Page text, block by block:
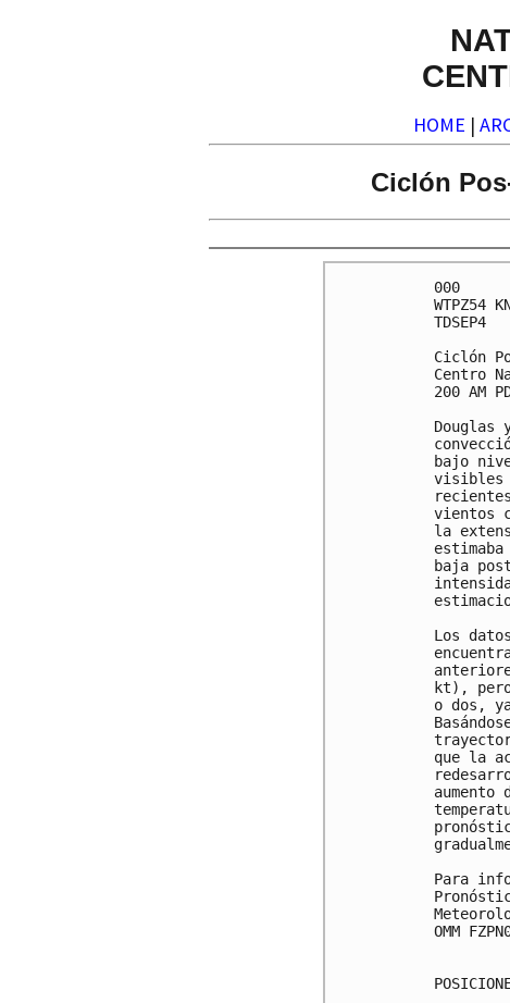
HOME |
Ciclón
000
WTPZ54
TDSEP4
Ciclón
Centro
200 AM
bajo
visibles
vientos
la
baja
Los
kt),
o dos,
que la
Para
OMM